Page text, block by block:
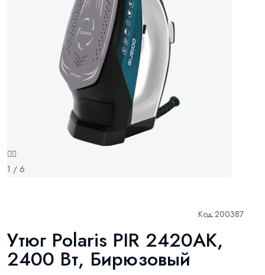
1 / 6
Код:200387
Утюг Polaris PIR 2420AK,
2400 Вт, Бирюзовый